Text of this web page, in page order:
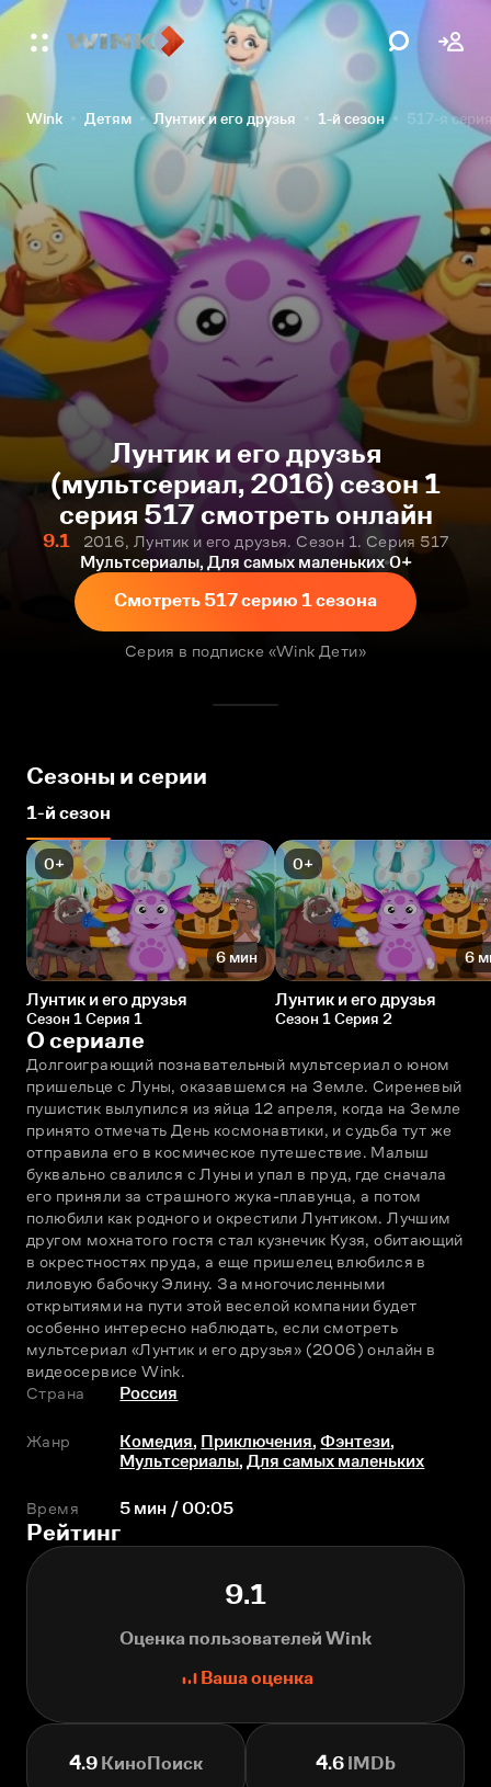
Wink Детям Лунтик и его друзья 1-й сезон 517-я
Лунтик и его друзья
(мультсериал, 2016) сезон 1
серия 517 смотреть онлайн
9.1
2016, Лунтик и его друзья. Сезон 1. Серия 517
Мультсериалы, Для самых маленьких 0+
Смотреть 517 серию 1 сезона
Серия в подписке «Wink Дети»
Сезоны и серии
1-й сезон
0+
6 мин
Лунтик и его друзья
Сезон 1 Серия 1
0+
6
Лунтик и его друзья
Сезон 1 Серия 2
О сериале
Долгоиграющий познавательный мультсериал о юном
пришельце с Луны, оказавшемся на Земле. Сиреневый
пушистик вылупился из яйца 12 апреля, когда на Земле
принято отмечать День космонавтики, и судьба тут же
отправила его в космическое путешествие. Малыш
буквально свалился с Луны и упал в пруд, где сначала
его приняли за страшного жука-плавунца, а потом
полюбили как родного и окрестили Лунтиком. Лучшим
другом мохнатого гостя стал кузнечик Кузя, обитающий
в окрестностях пруда, а еще пришелец влюбился в
лиловую бабочку Элину. За многочисленными
открытиями на пути этой веселой компании будет
особенно интересно наблюдать, если смотреть
мультсериал «Лунтик и его друзья» (2006) онлайн в
видеосервисе Wink.
Страна
Россия
Жанр Комедия, Приключения,Фэнтези,
Мультсериалы,Для самых маленьких
Время 5 мин / 00:05
Рейтинг
9.1
Оценка пользователей Wink
Ваша оценка
4.9 КиноПоиск 4.6IMDb